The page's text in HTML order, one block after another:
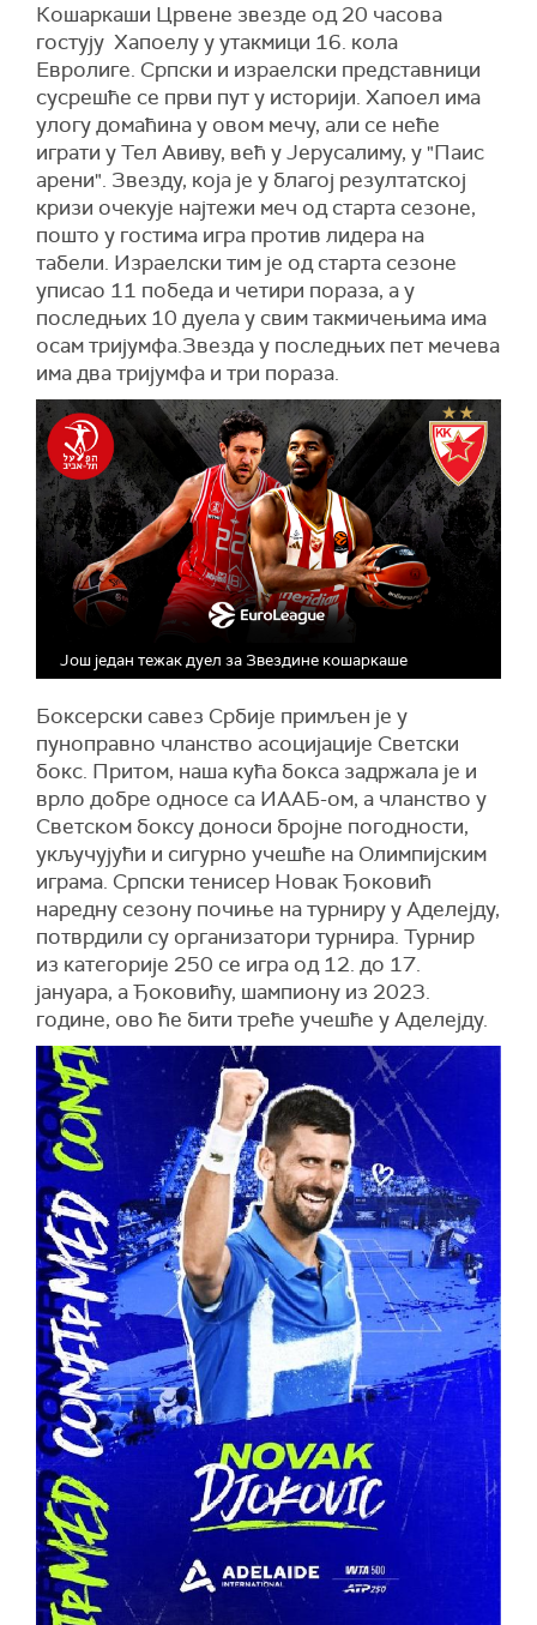
Кошаркаши Црвене звезде од 20 часова
гостују Хапоелу у утакмици 16. кола
Евролиге. Српски и израелски представници
сусрешће се први пут у историји. Хапоел има
улогу домаћина у овом мечу, али се неће
играти у Тел Авиву, већ у Јерусалиму, у "Паис
арени". Звезду, која је у благој резултатској
кризи очекује најтежи меч од старта сезоне,
пошто у гостима игра против лидера на
табели. Израелски тим је од старта сезоне
уписао 11 победа и четири пораза, а у
последњих 10 дуела у свим такмичењима има
осам тријумфа.Звезда у последњих пет мечева
има два тријумфа и три пораза.
Још један тежак дуел за Звездине кошаркаше
Боксерски савез Србије примљен је у
пуноправно чланство асоцијације Светски
бокс. Притом, наша кућа бокса задржала је и
врло добре односе са ИААБ-ом, а чланство у
Светском боксу доноси бројне погодности,
укључујући и сигурно учешће на Олимпијским
играма. Српски тенисер Новак Ђоковић
наредну сезону почиње на турниру у Аделејду,
потврдили су организатори турнира. Турнир
из категорије 250 се игра од 12. до 17.
јануара, а Ђоковићу, шампиону из 2023.
године, ово ће бити треће учешће у Аделејду.